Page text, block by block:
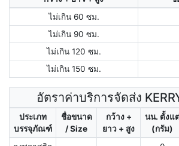
ไม่เกิน 60 ซม.
ไม่เกิน 90 ซม.
ไม่เกิน 120 ซม.
ไม่เกิน 150 ซม.
อัตราค่าบริการจัดส่ง
ประเภท
บรรจุภัณฑ์
ชื่อขนาด
/ Size
กว้าง +
ยาว + สูง
นน. ตั้งแ
(กรัม)